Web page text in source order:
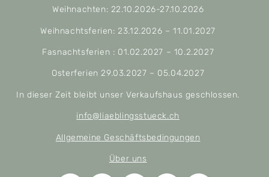
Weihnachten: 22.10.2026-27.10.2026
Weihnachtsferien: 23.12.2026 – 11.01.2027
Fasnachtsferien : 01.02.2027 – 10.2.2027
Osterferien 29.03.2027 – 05.04.2027
In dieser Zeit bleibt unser Verkaufshaus geschlossen.
info@liaeblingsstueck.ch
Allgemeine Geschäftsbedingungen
Über uns